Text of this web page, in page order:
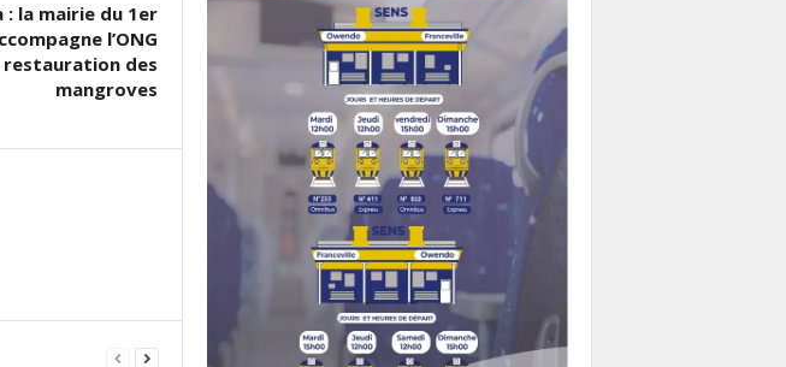
: la mairie du 1er
l’ONG
restauration des
mangroves